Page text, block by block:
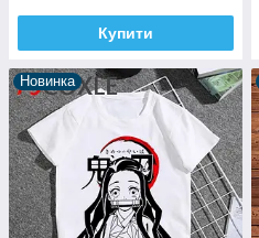
Купити
Новинка